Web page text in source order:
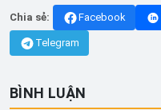
Chia sẻ: Facebook
Telegram
BÌNH LUẬN